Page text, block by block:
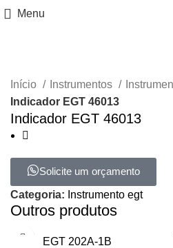
Menu
Início Instrumentos
Indicador EGT 46013
Indicador EGT 46013
Solicite um orçamento
Categoria: Instrumento egt
Outros produtos
EGT 202A-1B